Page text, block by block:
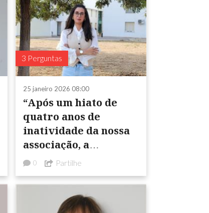
3 Perguntas
25 janeiro 2026 08:00
“Após um hiato de
quatro anos de
inatividade da nossa
associação, a
prioridade passa por
reconstruir os canais
de diálogo e a ...
0 Partilhe